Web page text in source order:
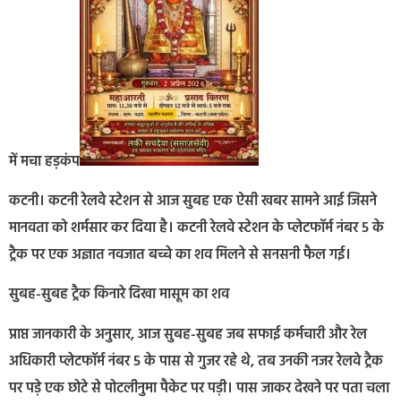
में मचा हड़कंप
कटनी। कटनी रेलवे स्टेशन से आज सुबह एक ऐसी खबर सामने आई जिसने
मानवता को शर्मसार कर दिया है। कटनी रेलवे स्टेशन के प्लेटफॉर्म नंबर 5 के
ट्रैक पर एक अज्ञात नवजात बच्चे का शव मिलने से सनसनी फैल गई।
सुबह-सुबह ट्रैक किनारे दिखा मासूम का शव
प्राप्त जानकारी के अनुसार, आज सुबह-सुबह जब सफाई कर्मचारी और रेल
अधिकारी प्लेटफॉर्म नंबर 5 के पास से गुजर रहे थे, तब उनकी नजर रेलवे ट्रैक
पर पड़े एक छोटे से पोटलीनुमा पैकेट पर पड़ी। पास जाकर देखने पर पता चला